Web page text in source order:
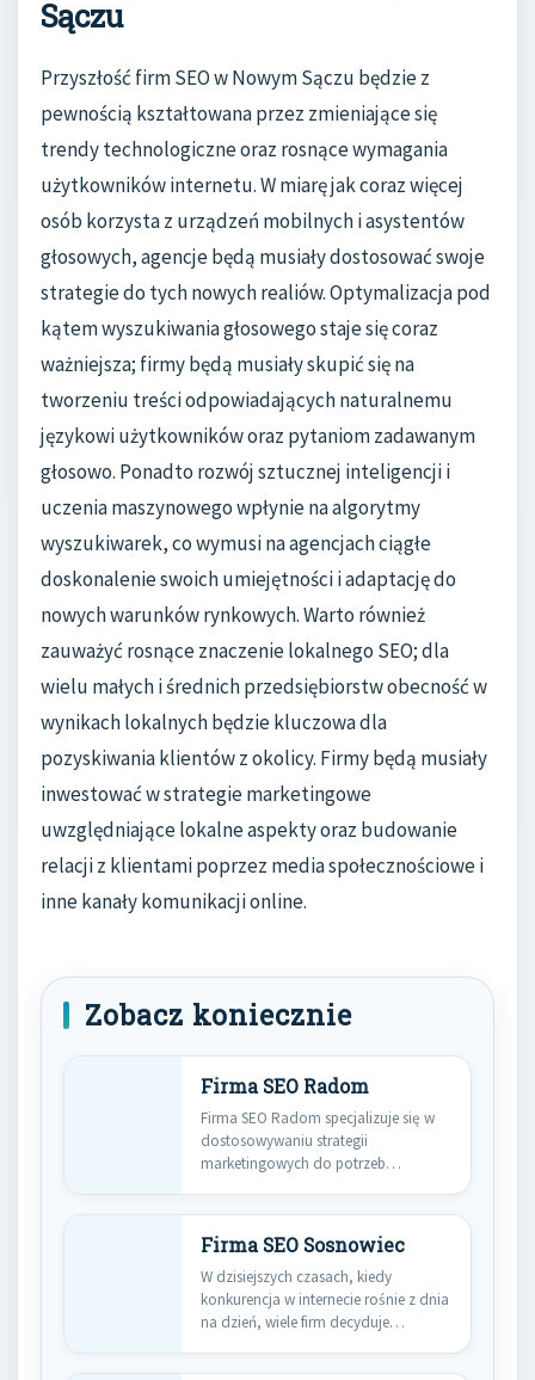
Sączu
Przyszłość firm SEO w Nowym Sączu będzie z
pewnością kształtowana przez zmieniające się
trendy technologiczne oraz rosnące wymagania
użytkowników internetu. W miarę jak coraz więcej
osób korzysta z urządzeń mobilnych i asystentów
głosowych, agencje będą musiały dostosować swoje
strategie do tych nowych realiów. Optymalizacja pod
kątem wyszukiwania głosowego staje się coraz
ważniejsza; firmy będą musiały skupić się na
tworzeniu treści odpowiadających naturalnemu
językowi użytkowników oraz pytaniom zadawanym
głosowo. Ponadto rozwój sztucznej inteligencji i
uczenia maszynowego wpłynie na algorytmy
wyszukiwarek, co wymusi na agencjach ciągłe
doskonalenie swoich umiejętności i adaptację do
nowych warunków rynkowych. Warto również
zauważyć rosnące znaczenie lokalnego SEO; dla
wielu małych i średnich przedsiębiorstw obecność w
wynikach lokalnych będzie kluczowa dla
pozyskiwania klientów z okolicy. Firmy będą musiały
inwestować w strategie marketingowe
uwzględniające lokalne aspekty oraz budowanie
relacji z klientami poprzez media społecznościowe i
inne kanały komunikacji online.
Zobacz koniecznie
Firma SEO Radom
Firma SEO Radom specjalizuje się w
dostosowywaniu strategii
marketingowych do potrzeb
Firma SEO Sosnowiec
W dzisiejszych czasach, kiedy
konkurencja w internecie rośnie z dnia
na dzień, wiele firm decyduje…